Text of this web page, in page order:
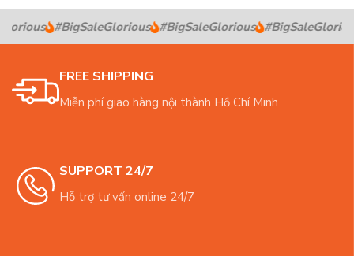
#BigSaleGlorious #BigSaleGlorious #BigSaleGlorious
FREE SHIPPING
Miễn phí giao hàng nội thành Hồ Chí Minh
SUPPORT 24/7
Hỗ trợ tư vấn online 24/7